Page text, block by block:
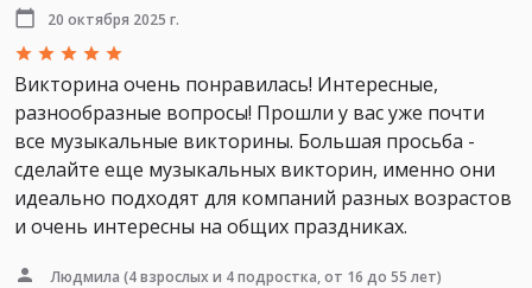
20 октября 2025 г.
Викторина очень понравилась! Интересные,
разнообразные вопросы! Прошли у вас уже почти
все музыкальные викторины. Большая просьба -
сделайте еще музыкальных викторин, именно они
идеально подходят для компаний разных возрастов
и очень интересны на общих праздниках.
Людмила (4 взрослых и 4 подростка, от 16 до 55 лет)